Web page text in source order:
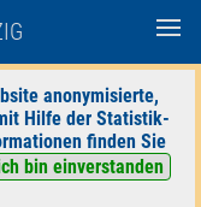
anonymisierte,
Hilfe der Statistik-
finden Sie
bin einverstanden